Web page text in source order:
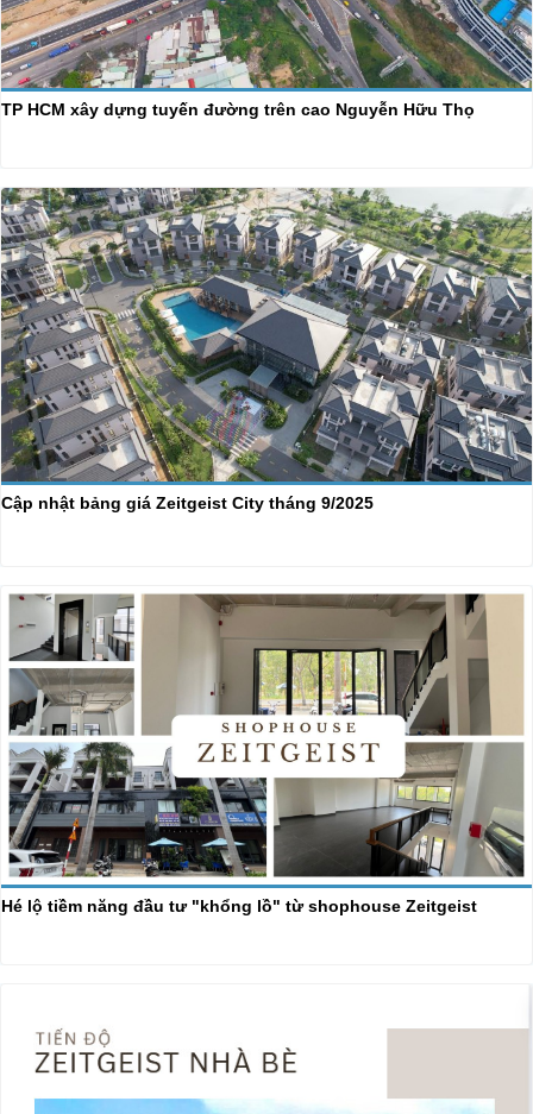
TP HCM xây dựng tuyến đường trên cao Nguyễn Hữu Thọ
Cập nhật bảng giá Zeitgeist City tháng 9/2025
Hé lộ tiềm năng đầu tư "khổng lồ" từ shophouse Zeitgeist